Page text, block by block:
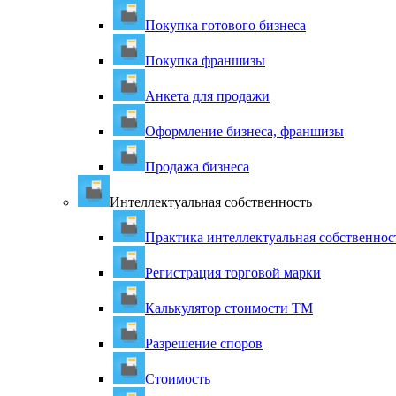
Покупка готового бизнеса
Покупка франшизы
Анкета для продажи
Оформление бизнеса, франшизы
Продажа бизнеса
Интеллектуальная собственность
Практика интеллектуальная
Регистрация торговой марки
Калькулятор стоимости ТМ
Разрешение споров
Стоимость